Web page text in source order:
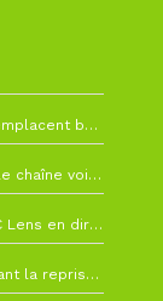
La Liga change de diffuseur : DAZN et Disney+ remplacent beIN Sports !
RC Lens – Villarreal : à quelle heure et sur quelle chaîne voir la finale de la Como Cup ?
Como Cup : comment regarder les matchs du RC Lens en direct ?
Ligue 1+ diffusera plus de 30 matchs amicaux avant la reprise de la Ligue 1